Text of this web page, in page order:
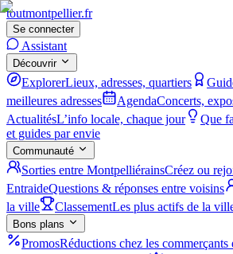
toutmontpellier.fr
Se connecter
Assistant
Découvrir
ExplorerLieux, adresses, quartiers
meilleures adresses
AgendaConcerts,
ActualitésL’info locale, chaque jour Que
et guides par envie
Communauté
Sorties entre MontpelliérainsCréez ou
EntraideQuestions & réponses entre voisins
la ville
ClassementLes plus actifs de la
Bons plans
PromosRéductions chez les commerçants